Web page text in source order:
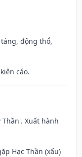
động thổ,
cáo.
Xuất hành
Hạc Thần (xấu)